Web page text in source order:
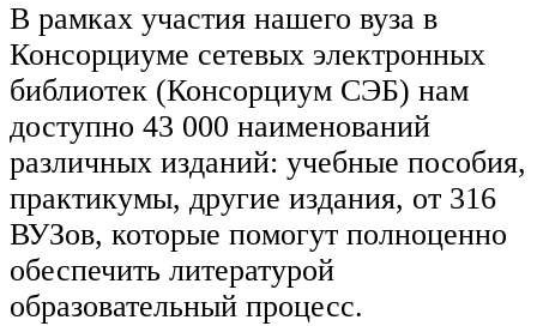
В рамках участия нашего вуза в
Консорциуме сетевых электронных
библиотек (Консорциум СЭБ) нам
доступно 43 000 наименований
различных изданий: учебные пособия,
практикумы, другие издания, от 316
ВУЗов, которые помогут полноценно
обеспечить литературой
образовательный процесс.